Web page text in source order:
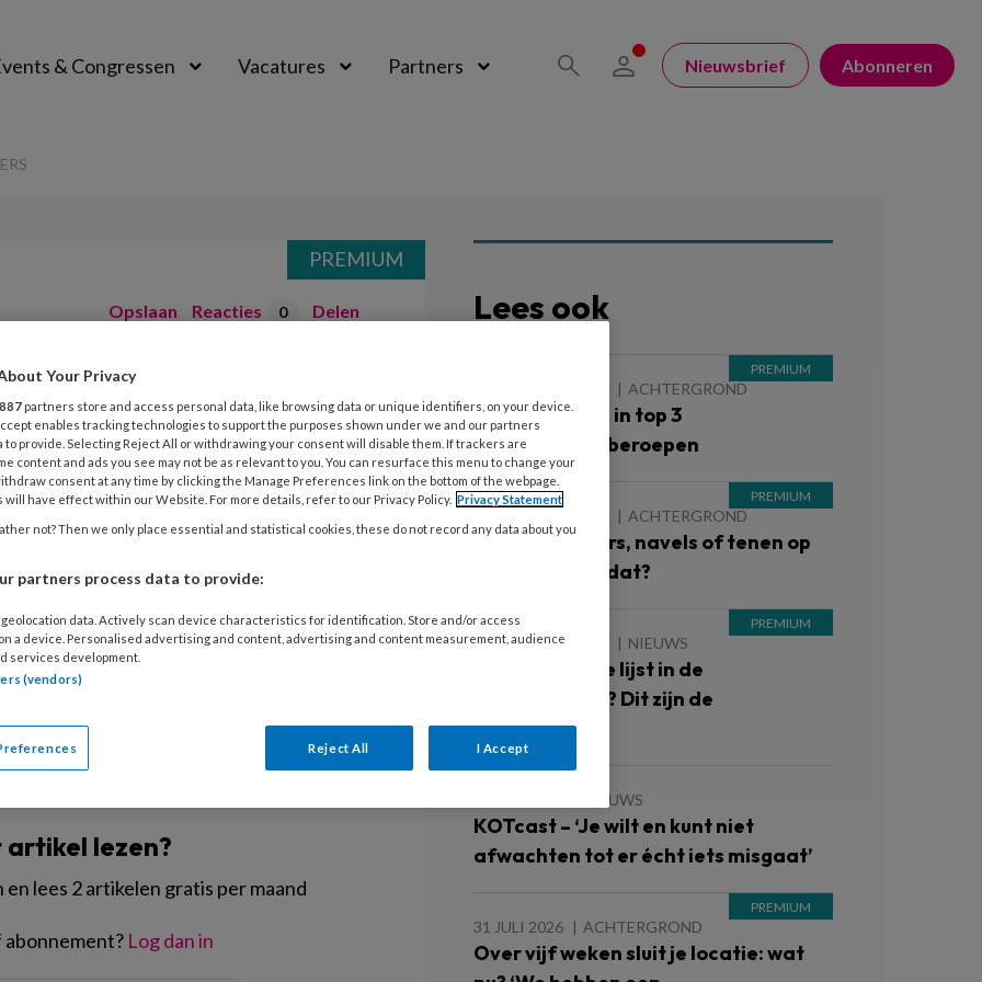
& Congressen Vacatures Partners Nieuwsbrief Abonneren
Opslaan Reacties 0 Delen
IKC-
nodig aan
Kinderopvang en
Overijssel lieten het uitzoeken.
houding en flexibiliteit.
lezen?
lees 2 artikelen gratis per maand
Log dan in
PREMIUM
Lees ook
ACHTERGROND
Kinderopvang in top 3
ziekteverzuimberoepen
ACHTERGROND
Blote schouders, navels of tenen op
de groep: kan dat?
3 AUGUSTUS 2026 NIEUWS
Interne zwarte lijst in de
kinderopvang? Dit zijn de
voorwaarden
NIEUWS
KOTcast – ‘Je wilt en kunt niet
afwachten tot er écht iets misgaat’
31 JULI 2026 ACHTERGROND
Over vijf weken sluit je locatie: wat
Your Privacy
887 partners store and access personal data, like browsing data or unique identifiers, on your device.
enables tracking technologies to support the purposes shown under we and our partners
to provide. Selecting Reject All or withdrawing your consent will disable them. If trackers are
content and ads you see may not be as relevant to you. You can resurface this menu to change your
consent at any time by clicking the Manage Preferences link on the bottom of the webpage.
will have effect within our Website. For more details, refer to our Privacy Policy. Privacy Statement
not? Then we only place essential and statistical cookies, these do not record any data about you
partners process data to provide:
data. Actively scan device characteristics for identification. Store and/or access
a device. Personalised advertising and content, advertising and content measurement, audience
services development.
(vendors)
Reject All I Accept